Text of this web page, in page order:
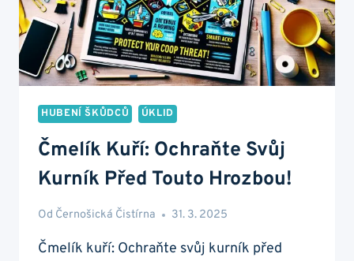
HUBENÍ ŠKŮDCŮ ÚKLID
Čmelík Kuří: Ochraňte Svůj
Kurník Před Touto Hrozbou!
Od Černošická Čistírna 31. 3. 2025
Čmelík kuří: Ochraňte svůj kurník před